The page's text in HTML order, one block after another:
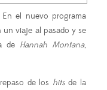
En el nuevo programa
viaje al pasado y se
de Hannah Montana,
de los hitsde la